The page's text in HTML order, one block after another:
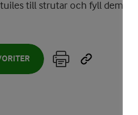
till strutar och fyll dem